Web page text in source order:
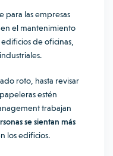
para las empresas
en el mantenimiento
de oficinas,
roto, hasta revisar
estén
trabajan
se sientan más
los edificios.